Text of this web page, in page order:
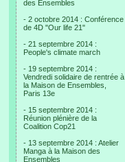
des Ensembles
- 2 octobre 2014 : Conférence
de 4D "Our life 21"
- 21 septembre 2014 :
People's climate march
- 19 septembre 2014 :
Vendredi solidaire de rentrée à
la Maison de Ensembles,
Paris 13e
- 15 septembre 2014 :
Réunion plénière de la
Coalition Cop21
- 13 septembre 2014 : Atelier
Manga à la Maison des
Ensembles